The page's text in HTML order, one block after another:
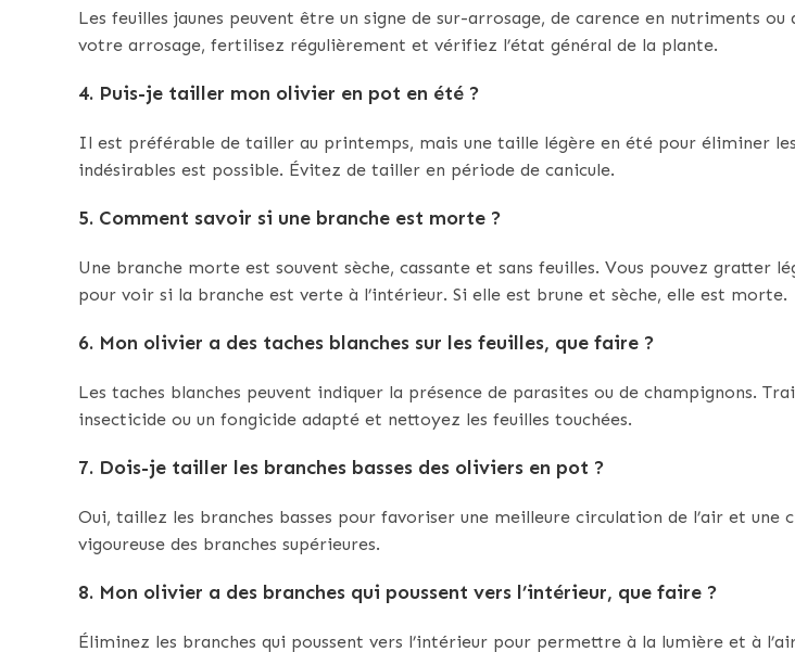
Les feuilles jaunes peuvent être un signe de sur-arrosage, de carence en nutriments ou
votre arrosage, fertilisez régulièrement et vérifiez l’état général de la plante.
4. Puis-je tailler mon olivier en pot en été ?
Il est préférable de tailler au printemps, mais une taille légère en été pour éliminer
indésirables est possible. Évitez de tailler en période de canicule.
5. Comment savoir si une branche est morte ?
Une branche morte est souvent sèche, cassante et sans feuilles. Vous pouvez gratter
pour voir si la branche est verte à l’intérieur. Si elle est brune et sèche, elle est morte.
6. Mon olivier a des taches blanches sur les feuilles, que faire ?
Les taches blanches peuvent indiquer la présence de parasites ou de champignons.
insecticide ou un fongicide adapté et nettoyez les feuilles touchées.
7. Dois-je tailler les branches basses des oliviers en pot ?
Oui, taillez les branches basses pour favoriser une meilleure circulation de l’air et une
vigoureuse des branches supérieures.
8. Mon olivier a des branches qui poussent vers l’intérieur, que faire ?
Éliminez les branches qui poussent vers l’intérieur pour permettre à la lumière et à